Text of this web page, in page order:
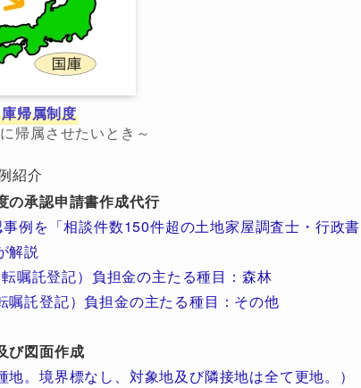
帰属制度
帰属させたいとき～
紹介
の承認申請書作成代行
例を「相談件数150件超の土地家屋調査士・行政書
解説
託登記）負担金の主たる種目：森林
託登記）負担金の主たる種目：その他
び図面作成
。境界標なし、対象地及び隣接地は全て更地。）